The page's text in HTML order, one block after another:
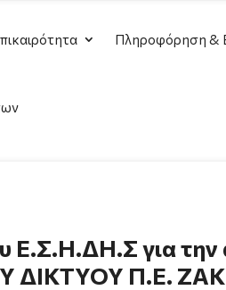
Πληροφόρηση &
Ε.Σ.Η.ΔΗ.Σ για την
ΔΙΚΤΥΟΥ Π.Ε.